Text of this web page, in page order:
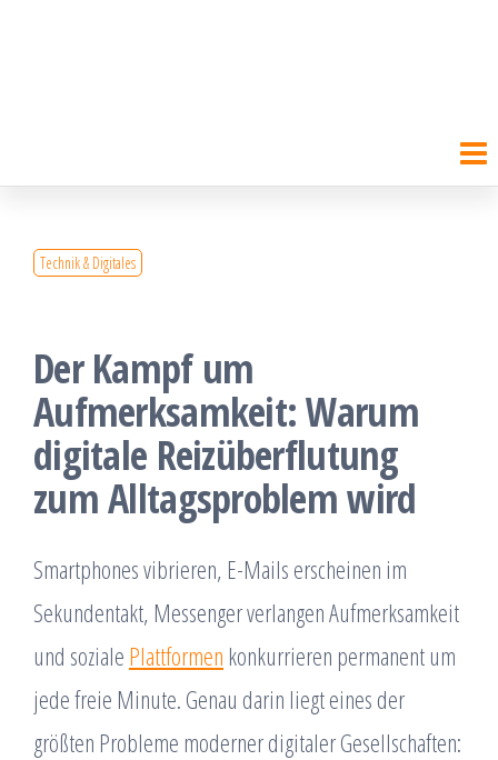
Technik & Digitales
Der Kampf um
Aufmerksamkeit: Warum
digitale Reizüberflutung
zum Alltagsproblem wird
Smartphones vibrieren, E-Mails erscheinen im
Sekundentakt, Messenger verlangen Aufmerksamkeit
und soziale Plattformen konkurrieren permanent um
jede freie Minute. Genau darin liegt eines der
größten Probleme moderner digitaler Gesellschaften: